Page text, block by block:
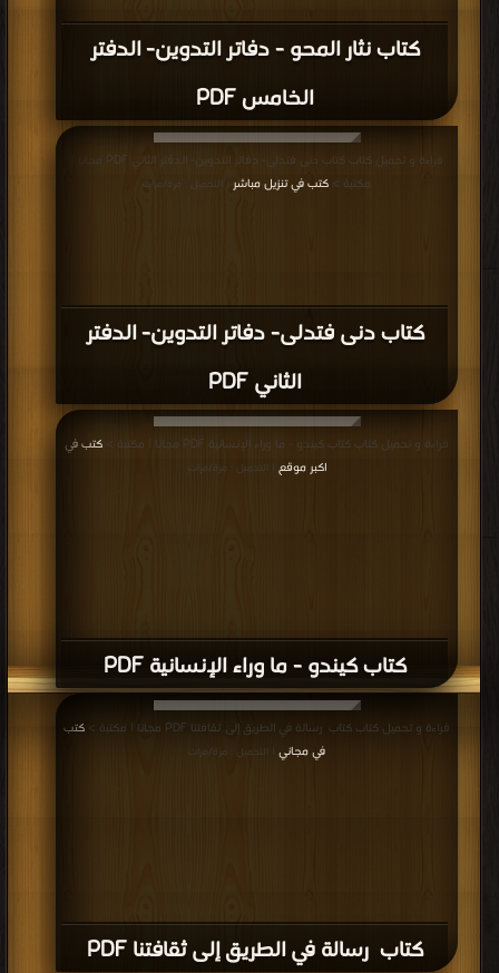
كتاب نثار المحو - دفاتر التدوين- الدفتر
الخامس PDF
كتاب دنى فتدلى- دفاتر التدوين- الدفتر
الثاني PDF
قراءة و تحميل كتاب كتاب دنى فتدلى- دفاتر التدوين- الدفتر الثاني PDF مجانا |
مكتبة > كتب في تنزيل مباشر | التحميل : مرة/مرات
كتاب كيندو - ما وراء الإنسانية PDF
قراءة و تحميل كتاب كتاب كيندو - ما وراء الإنسانية PDF مجانا | مكتبة >
كتب في
اكبر موقع
| التحميل : مرة/مرات
كتاب رسالة في الطريق إلى ثقافتنا PDF
قراءة و تحميل كتاب كتاب رسالة في الطريق إلى ثقافتنا PDF مجانا | مكتبة >
كتب
في مجاني | التحميل : مرة/مرات